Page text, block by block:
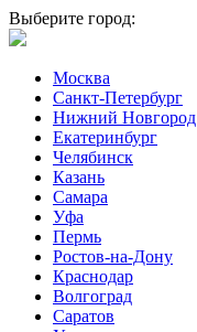
Выберите город:
Москва
Санкт-Петербург
Нижний Новгород
Екатеринбург
Челябинск
Казань
Самара
Уфа
Пермь
Ростов-на-Дону
Краснодар
Волгоград
Саратов